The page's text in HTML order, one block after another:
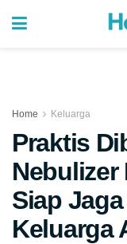
Home Keluarga
Praktis
Nebulizer
Siap
Keluarga